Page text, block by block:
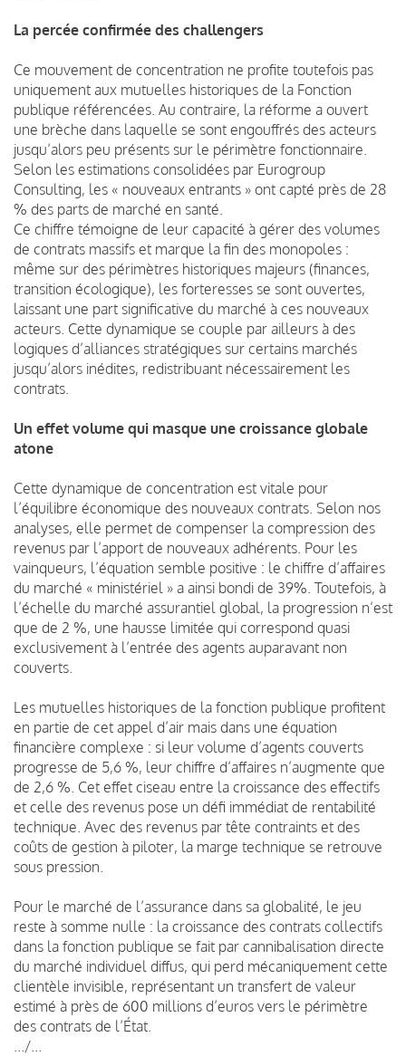
La percée confirmée des challengers
Ce mouvement de concentration ne profite toutefois pas
uniquement aux mutuelles historiques de la Fonction
publique référencées. Au contraire, la réforme a ouvert
une brèche dans laquelle se sont engouffrés des acteurs
jusqu’alors peu présents sur le périmètre fonctionnaire.
Selon les estimations consolidées par Eurogroup
Consulting, les « nouveaux entrants » ont capté près de 28
% des parts de marché en santé.
Ce chiffre témoigne de leur capacité à gérer des volumes
de contrats massifs et marque la fin des monopoles :
même sur des périmètres historiques majeurs (finances,
transition écologique), les forteresses se sont ouvertes,
laissant une part significative du marché à ces nouveaux
acteurs. Cette dynamique se couple par ailleurs à des
logiques d’alliances stratégiques sur certains marchés
jusqu’alors inédites, redistribuant nécessairement les
contrats.
Un effet volume qui masque une croissance globale
atone
Cette dynamique de concentration est vitale pour
l’équilibre économique des nouveaux contrats. Selon nos
analyses, elle permet de compenser la compression des
revenus par l’apport de nouveaux adhérents. Pour les
vainqueurs, l’équation semble positive : le chiffre d’affaires
du marché « ministériel » a ainsi bondi de 39%. Toutefois, à
l’échelle du marché assurantiel global, la progression n’est
que de 2 %, une hausse limitée qui correspond quasi
exclusivement à l’entrée des agents auparavant non
couverts.
Les mutuelles historiques de la fonction publique profitent
en partie de cet appel d’air mais dans une équation
financière complexe : si leur volume d’agents couverts
progresse de 5,6 %, leur chiffre d’affaires n’augmente que
de 2,6 %. Cet effet ciseau entre la croissance des effectifs
et celle des revenus pose un défi immédiat de rentabilité
technique. Avec des revenus par tête contraints et des
coûts de gestion à piloter, la marge technique se retrouve
sous pression.
Pour le marché de l’assurance dans sa globalité, le jeu
reste à somme nulle : la croissance des contrats collectifs
dans la fonction publique se fait par cannibalisation directe
du marché individuel diffus, qui perd mécaniquement cette
clientèle invisible, représentant un transfert de valeur
estimé à près de 600 millions d’euros vers le périmètre
des contrats de l’État.
.../...